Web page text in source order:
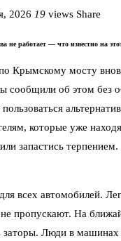
2026 19 views Share
не работает — что известно на
Крымскому мосту
сообщили об этом без
которые уже
запастись
всех автомобилей.
пропускают. На
заторы. Люди в